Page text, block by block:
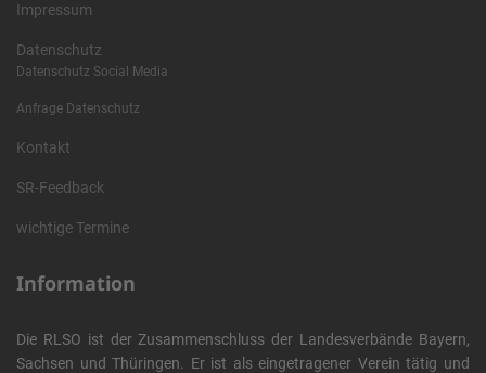
Impressum
Datenschutz
Datenschutz Social Media
Anfrage Datenschutz
Kontakt
SR-Feedback
wichtige Termine
Information
Die RLSO ist der Zusammenschluss der Landesverbände Bayern,
Sachsen und Thüringen. Er ist als eingetragener Verein tätig und